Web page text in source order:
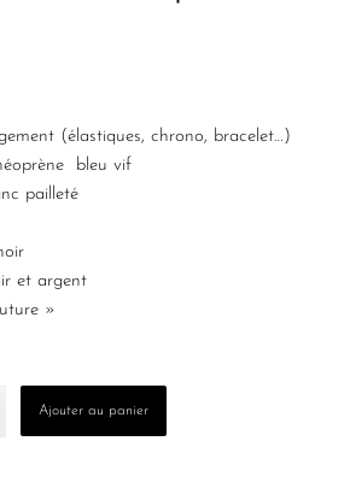
(élastiques, chrono, bracelet…)
bleu vif
pailleté
et argent
»
Ajouter au panier